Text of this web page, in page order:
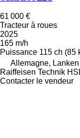
61 000 €
Tracteur à roues
2025
165 m/h
Puissance 115 ch (85
Allemagne, Lanken
Raiffeisen Technik
Contacter le vendeur